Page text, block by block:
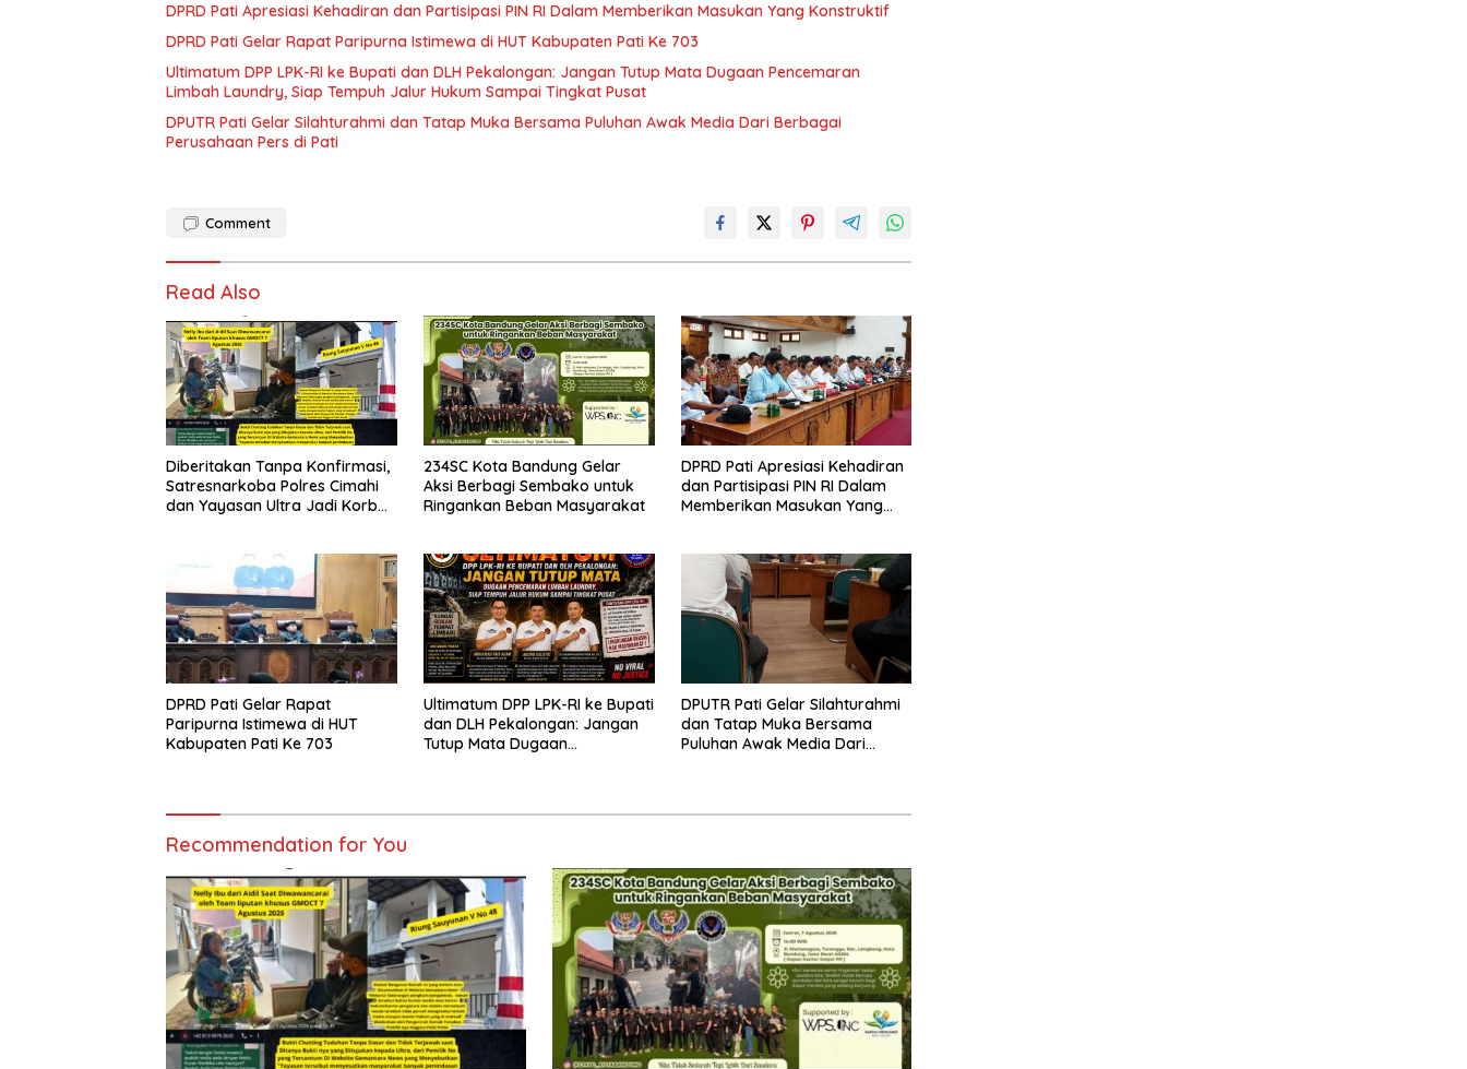
DPRD Pati Apresiasi Kehadiran dan Partisipasi PIN RI Dalam Memberikan Masukan Yang Konstruktif
DPRD Pati Gelar Rapat Paripurna Istimewa di HUT Kabupaten Pati Ke 703
Ultimatum DPP LPK-RI ke Bupati dan DLH Pekalongan: Jangan Tutup Mata Dugaan Pencemaran
Limbah Laundry, Siap Tempuh Jalur Hukum Sampai Tingkat Pusat
DPUTR Pati Gelar Silahturahmi dan Tatap Muka Bersama Puluhan Awak Media Dari Berbagai
Perusahaan Pers di Pati
Comment
Read Also
Diberitakan Tanpa Konfirmasi,
Satresnarkoba Polres Cimahi
dan Yayasan Ultra Jadi Korban
234SC Kota Bandung Gelar
Aksi Berbagi Sembako untuk
Ringankan Beban Masyarakat
DPRD Pati Apresiasi Kehadiran
dan Partisipasi PIN RI Dalam
Memberikan Masukan Yang
DPRD Pati Gelar Rapat
Paripurna Istimewa di HUT
Kabupaten Pati Ke 703
Ultimatum DPP LPK-RI ke Bupati
dan DLH Pekalongan: Jangan
Tutup Mata Dugaan
DPUTR Pati Gelar Silahturahmi
dan Tatap Muka Bersama
Puluhan Awak Media Dari
Recommendation for You